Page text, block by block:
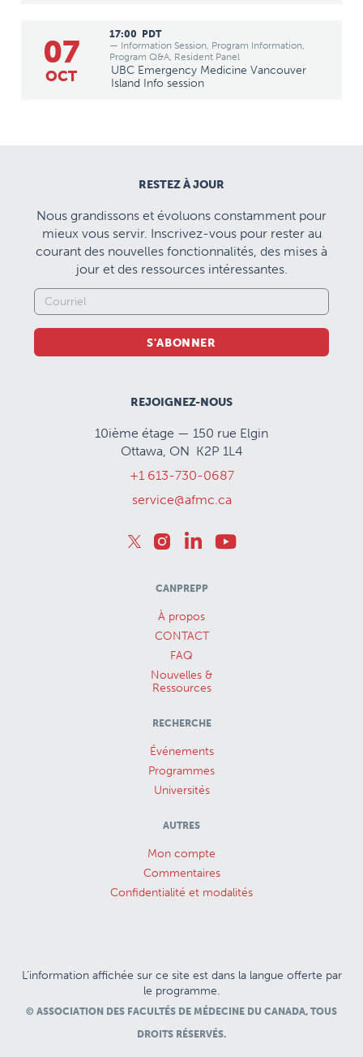
07
OCT
17:00 PDT
— Information Session, Program Information,
Program Q&A, Resident Panel
UBC Emergency Medicine Vancouver
Island Info session
RESTEZ À JOUR
Nous grandissons et évoluons constamment pour
mieux vous servir. Inscrivez-vous pour rester au
courant des nouvelles fonctionnalités, des mises à
jour et des ressources intéressantes.
S'ABONNER
REJOIGNEZ-NOUS
10ième étage — 150 rue Elgin
Ottawa, ON K2P 1L4
+1 613-730-0687
service@afmc.ca
CANPREPP
À propos
CONTACT
FAQ
Nouvelles &
Ressources
RECHERCHE
Événements
Programmes
Universités
AUTRES
Mon compte
Commentaires
Confidentialité et modalités
L’information affichée sur ce site est dans la langue offerte par
le programme.
© ASSOCIATION DES FACULTÉS DE MÉDECINE DU CANADA, TOUS
DROITS RÉSERVÉS.